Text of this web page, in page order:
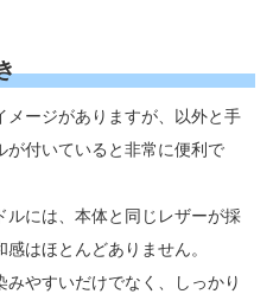
メージがありますが、以外と手
が付いていると非常に便利で
ルには、本体と同じレザーが採
はほとんどありません。
やすいだけでなく、しっかり